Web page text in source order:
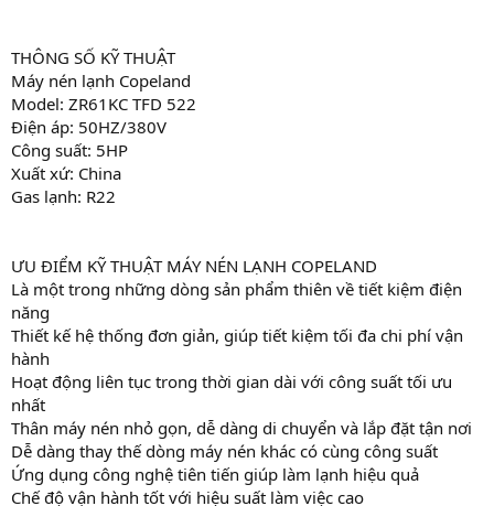
THÔNG SỐ KỸ THUẬT
Máy nén lạnh Copeland
Model: ZR61KC TFD 522
Điện áp: 50HZ/380V
Công suất: 5HP
Xuất xứ: China
Gas lạnh: R22
ƯU ĐIỂM KỸ THUẬT MÁY NÉN LẠNH COPELAND
Là một trong những dòng sản phẩm thiên về tiết kiệm điện
năng
Thiết kế hệ thống đơn giản, giúp tiết kiệm tối đa chi phí vận
hành
Hoạt động liên tục trong thời gian dài với công suất tối ưu
nhất
Thân máy nén nhỏ gọn, dễ dàng di chuyển và lắp đặt tận nơi
Dễ dàng thay thế dòng máy nén khác có cùng công suất
Ứng dụng công nghệ tiên tiến giúp làm lạnh hiệu quả
Chế độ vận hành tốt với hiệu suất làm việc cao